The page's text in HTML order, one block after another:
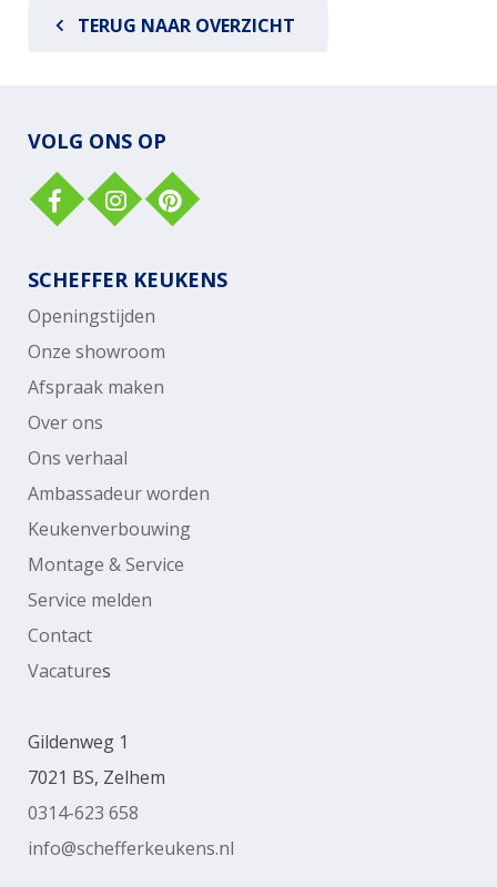
TERUG NAAR OVERZICHT
VOLG ONS OP
SCHEFFER KEUKENS
Openingstijden
Onze showroom
Afspraak maken
Over ons
Ons verhaal
Ambassadeur worden
Keukenverbouwing
Montage & Service
Service melden
Contact
Vacatures
Gildenweg 1
7021 BS, Zelhem
0314-623 658
info@schefferkeukens.nl